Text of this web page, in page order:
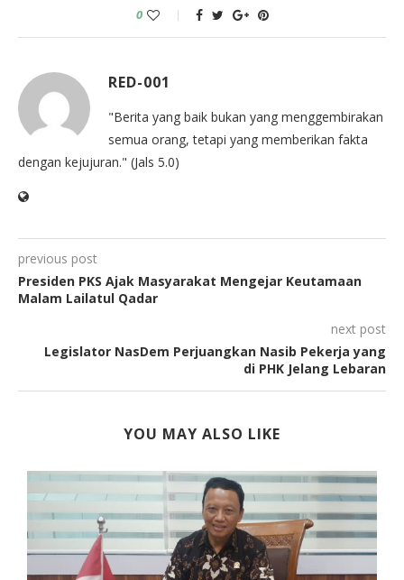
0
RED-001
"Berita yang baik bukan yang menggembirakan
semua orang, tetapi yang memberikan fakta
dengan kejujuran." (Jals 5.0)
previous post
Presiden PKS Ajak Masyarakat Mengejar Keutamaan
Malam Lailatul Qadar
next post
Legislator NasDem Perjuangkan Nasib Pekerja yang
di PHK Jelang Lebaran
YOU MAY ALSO LIKE